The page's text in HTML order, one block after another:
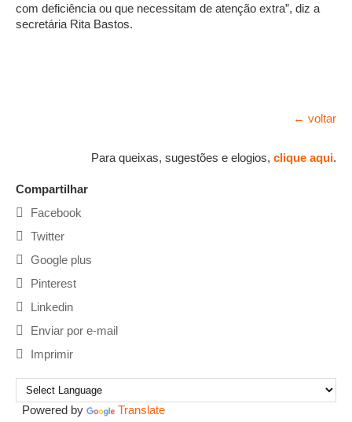
com deficiência ou que necessitam de atenção extra”, diz a
secretária Rita Bastos.
← voltar
Para queixas, sugestões e elogios, clique aqui.
Compartilhar
Facebook
Twitter
Google plus
Pinterest
Linkedin
Enviar por e-mail
Imprimir
Powered by Translate